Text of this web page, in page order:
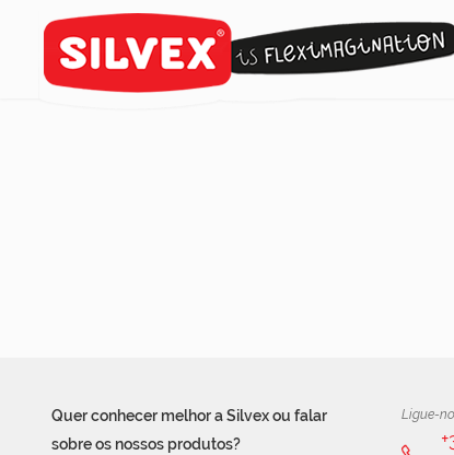
Quer conhecer melhor a Silvex ou falar
sobre os nossos produtos?
Ligue-